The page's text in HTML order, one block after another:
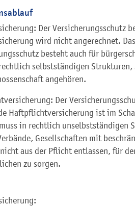
Der Versicherungsschutz
wird nicht angerechnet.
besteht auch für
selbstständigen
angehören.
Der
Haftpflichtversicherung ist im
in rechtlich unselbstständigen
Gesellschaften mit
aus der Pflicht entlassen, für
zu sorgen.